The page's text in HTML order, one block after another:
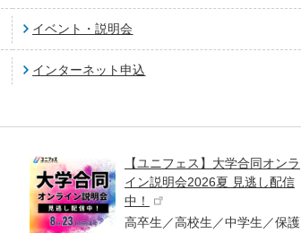
イベント・説明会
インターネット申込
【ユニフェス】大学合同オンラ
イン説明会2026夏 見逃し配信
中！
高卒生／高校生／中学生／保護